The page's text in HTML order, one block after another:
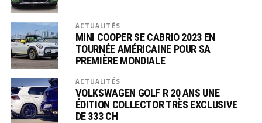
ACTUALITÉS
MINI COOPER SE CABRIO 2023 EN
TOURNÉE AMÉRICAINE POUR SA
PREMIÈRE MONDIALE
ACTUALITÉS
VOLKSWAGEN GOLF R 20 ANS UNE
ÉDITION COLLECTOR TRÈS EXCLUSIVE
DE 333 CH